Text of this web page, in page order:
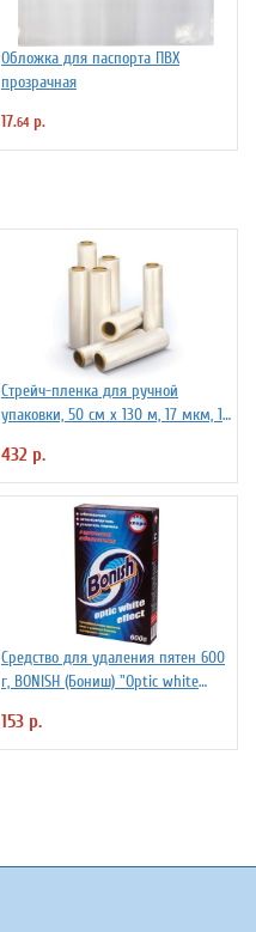
Обложка для паспорта ПВХ
прозрачная
17.64р.
Стрейч-пленка для ручной
упаковки, 50 см х 130 м, 17 мкм, 1
растяжение 300%
432 р.
Средство для удаления пятен 600
г, BONISH (Бониш) "Optic white
153 р.